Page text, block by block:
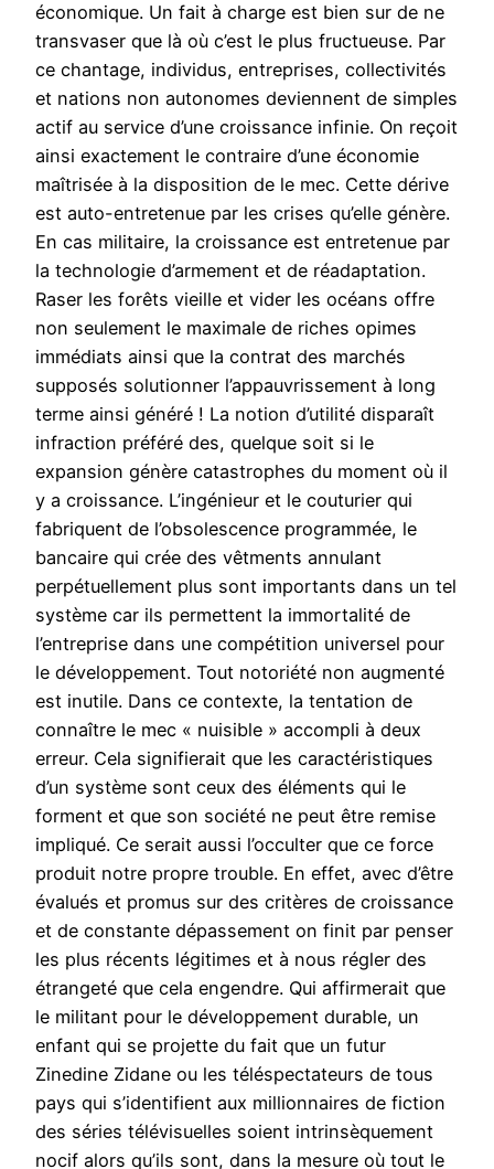
économique. Un fait à charge est bien sur de ne
transvaser que là où c’est le plus fructueuse. Par
ce chantage, individus, entreprises, collectivités
et nations non autonomes deviennent de simples
actif au service d’une croissance infinie. On reçoit
ainsi exactement le contraire d’une économie
maîtrisée à la disposition de le mec. Cette dérive
est auto-entretenue par les crises qu’elle génère.
En cas militaire, la croissance est entretenue par
la technologie d’armement et de réadaptation.
Raser les forêts vieille et vider les océans offre
non seulement le maximale de riches opimes
immédiats ainsi que la contrat des marchés
supposés solutionner l’appauvrissement à long
terme ainsi généré ! La notion d’utilité disparaît
infraction préféré des, quelque soit si le
expansion génère catastrophes du moment où il
y a croissance. L’ingénieur et le couturier qui
fabriquent de l’obsolescence programmée, le
bancaire qui crée des vêtments annulant
perpétuellement plus sont importants dans un tel
système car ils permettent la immortalité de
l’entreprise dans une compétition universel pour
le développement. Tout notoriété non augmenté
est inutile. Dans ce contexte, la tentation de
connaître le mec « nuisible » accompli à deux
erreur. Cela signifierait que les caractéristiques
d’un système sont ceux des éléments qui le
forment et que son société ne peut être remise
impliqué. Ce serait aussi l’occulter que ce force
produit notre propre trouble. En effet, avec d’être
évalués et promus sur des critères de croissance
et de constante dépassement on finit par penser
les plus récents légitimes et à nous régler des
étrangeté que cela engendre. Qui affirmerait que
le militant pour le développement durable, un
enfant qui se projette du fait que un futur
Zinedine Zidane ou les téléspectateurs de tous
pays qui s’identifient aux millionnaires de fiction
des séries télévisuelles soient intrinsèquement
nocif alors qu’ils sont, dans la mesure où tout le